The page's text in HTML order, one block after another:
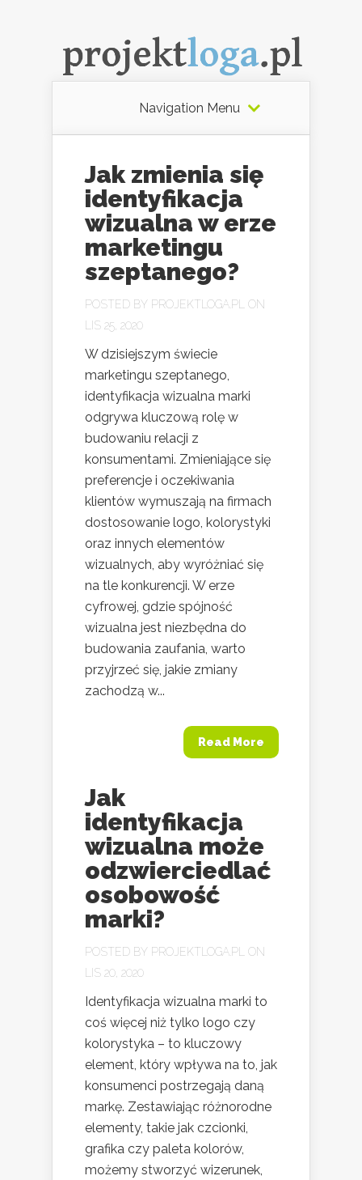
Navigation Menu
Jak zmienia się
identyfikacja
wizualna w erze
marketingu
szeptanego?
POSTED BY PROJEKTLOGA.PL
ON
LIS 25, 2020
W dzisiejszym świecie
marketingu szeptanego,
identyfikacja wizualna marki
odgrywa kluczową rolę w
budowaniu relacji z
konsumentami. Zmieniające się
preferencje i oczekiwania
klientów wymuszają na firmach
dostosowanie logo, kolorystyki
oraz innych elementów
wizualnych, aby wyróżniać się
na tle konkurencji. W erze
cyfrowej, gdzie spójność
wizualna jest niezbędna do
budowania zaufania, warto
przyjrzeć się, jakie zmiany
zachodzą w...
Read More
Jak
identyfikacja
wizualna może
odzwierciedlać
osobowość
marki?
POSTED BY PROJEKTLOGA.PL
ON
LIS 20, 2020
Identyfikacja wizualna marki to
coś więcej niż tylko logo czy
kolorystyka – to kluczowy
element, który wpływa na to, jak
konsumenci postrzegają daną
markę. Zestawiając różnorodne
elementy, takie jak czcionki,
grafika czy paleta kolorów,
możemy stworzyć wizerunek,